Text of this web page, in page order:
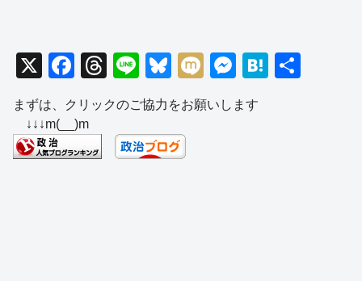
X
F
a
c
e
b
T
hr
e
a
d
Li
n
e
Bl
u
e
sk
y
M
ixi
M
e
ss
H
まずは、クリックのご協力をお願いします
↓↓↓m(__)m